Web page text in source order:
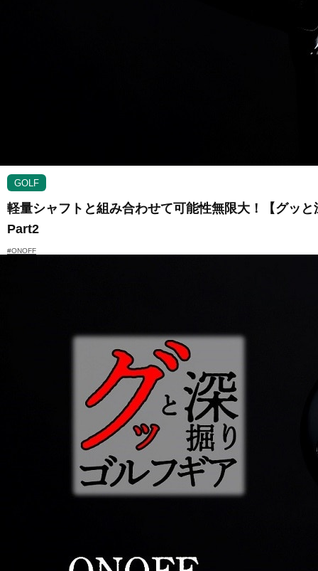
GOLF
軽量シャフトと組み合わせて可能性無限大！【グッ
Part2
#ONOFF